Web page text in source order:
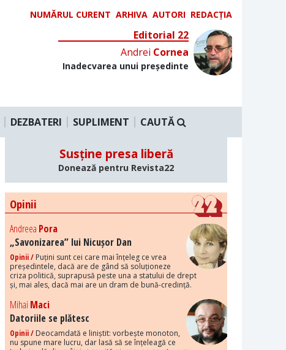
NUMĂRUL CURENT ARHIVA AUTORI REDACȚIA
Editorial 22
Andrei Cornea
Inadecvarea unui președinte
DEZBATERI SUPLIMENT CAUTĂ
Susține presa liberă
Donează pentru Revista22
Opinii
Andreea Pora
„Savonizarea” lui Nicușor Dan
Opinii / Puțini sunt cei care mai înțeleg ce vrea
președintele, dacă are de gând să soluționeze
criza politică, suprapusă peste una a statului de drept
și, mai ales, dacă mai are un dram de bună-credință.
Mihai Maci
Datoriile se plătesc
Opinii / Deocamdată e liniștit: vorbește monoton,
nu spune mare lucru, dar lasă să se înțeleagă ce